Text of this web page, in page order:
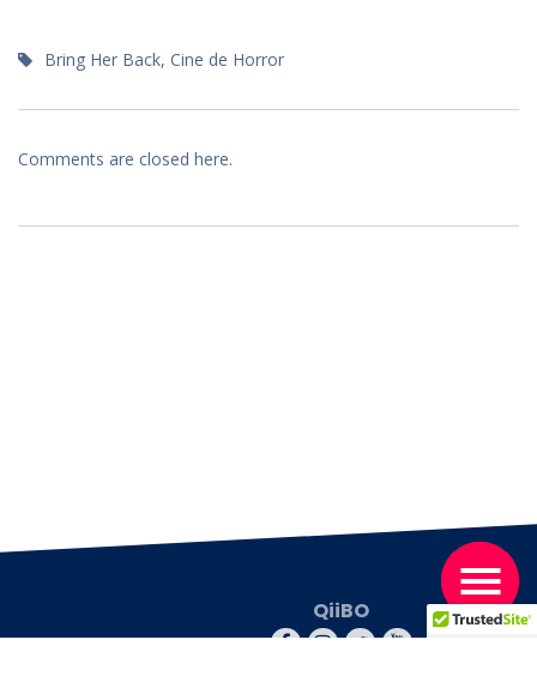
Bring Her Back, Cine de Horror
Comments are closed here.
QiiBO